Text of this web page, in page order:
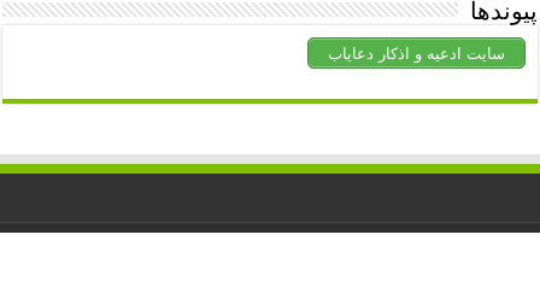
پیوندها
سایت ادعیه و اذکار دعایاب